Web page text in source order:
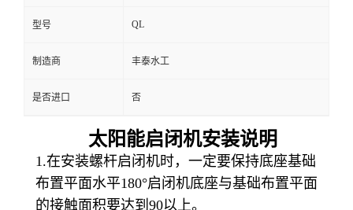
型号 QL
制造商 丰泰水工
是否进口 否
太阳能启闭机安装说明
1.在安装螺杆启闭机时，一定要保持底座基础
布置平面水平180°启闭机底座与基础布置平面
的接触面积要达到90以上。